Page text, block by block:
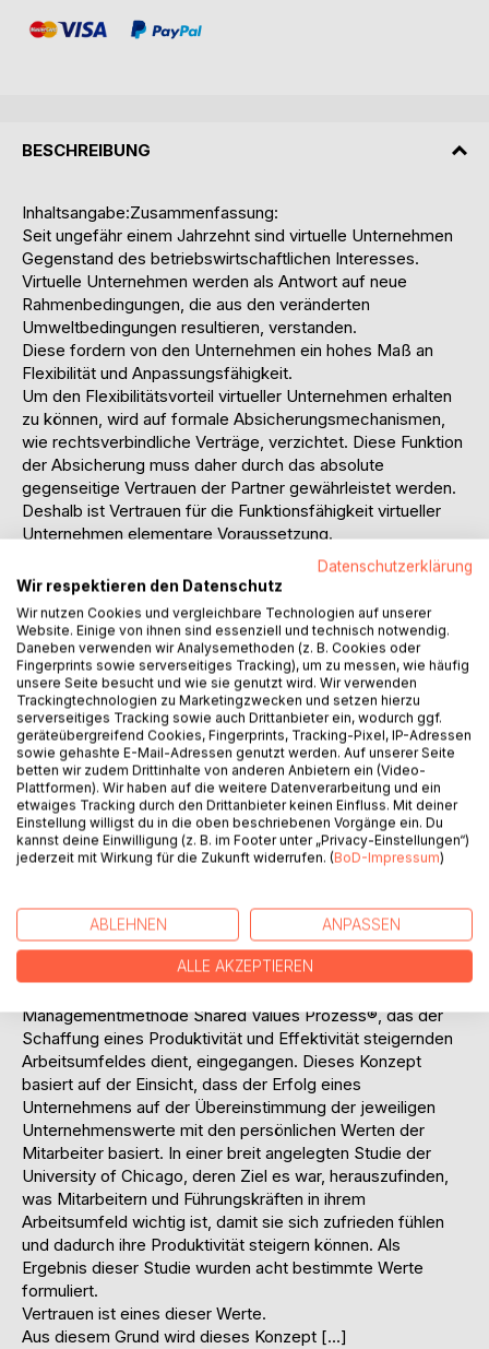
BESCHREIBUNG
Inhaltsangabe:Zusammenfassung:
Seit ungefähr einem Jahrzehnt sind virtuelle Unternehmen
Gegenstand des betriebswirtschaftlichen Interesses.
Virtuelle Unternehmen werden als Antwort auf neue
Rahmenbedingungen, die aus den veränderten
Umweltbedingungen resultieren, verstanden.
Diese fordern von den Unternehmen ein hohes Maß an
Flexibilität und Anpassungsfähigkeit.
Um den Flexibilitätsvorteil virtueller Unternehmen erhalten
zu können, wird auf formale Absicherungsmechanismen,
wie rechtsverbindliche Verträge, verzichtet. Diese Funktion
der Absicherung muss daher durch das absolute
gegenseitige Vertrauen der Partner gewährleistet werden.
Deshalb ist Vertrauen für die Funktionsfähigkeit virtueller
Unternehmen elementare Voraussetzung.
Durch den Formalitätsverzicht ergeben sich
entscheidenden positive ökonomische Effekte von
Vertrauen. In der Literatur werden vor allem die Effekte der
Koordinations- und Kontrollmechanismen herausgestellt.
Beim Koordinationsproblem reduziert Vertrauen
Transaktionskosten, d.h. auf der einen Seite entfallen
externe Transaktionskosten wie Anbahnungs-,
Vereinbarungs- und Kontrollkosten, weil auf explizite
Verträge verzichtet wird. Auf der anderen Seite werden
interne Koordinationskosten durch den Ausbau von
Selbstkoordination, -organisation und -kontrolle gesenkt.
Jedoch liegt gleichzeitig genau im Vertrauen das zentrale
Problem virtueller Unternehmen. Wegen dem Fehlen
vertrauensfördernder Faktoren im virtuellen Kontext, wie
nur sehr schwer entstehen.
In dieser Arbeit wird diese Vertrauensproblematik in
virtuellen Unternehmen behandelt. Zu diesem Zweck wird
Managementmethode Shared Values Prozess®, das der
Schaffung eines Produktivität und Effektivität steigernden
Arbeitsumfeldes dient, eingegangen. Dieses Konzept
basiert auf der Einsicht, dass der Erfolg eines
Unternehmens auf der Übereinstimmung der jeweiligen
Unternehmenswerte mit den persönlichen Werten der
Mitarbeiter basiert. In einer breit angelegten Studie der
University of Chicago, deren Ziel es war, herauszufinden,
was Mitarbeitern und Führungskräften in ihrem
Arbeitsumfeld wichtig ist, damit sie sich zufrieden fühlen
und dadurch ihre Produktivität steigern können. Als
Ergebnis dieser Studie wurden acht bestimmte Werte
formuliert.
Vertrauen ist eines dieser Werte.
Aus diesem Grund wird dieses Konzept […]
Datenschutzerklärung
Wir respektieren den Datenschutz
Wir nutzen Cookies und vergleichbare Technologien auf unserer
Website. Einige von ihnen sind essenziell und technisch notwendig.
Daneben verwenden wir Analysemethoden (z. B. Cookies oder
Fingerprints sowie serverseitiges Tracking), um zu messen, wie häufig
unsere Seite besucht und wie sie genutzt wird. Wir verwenden
Trackingtechnologien zu Marketingzwecken und setzen hierzu
serverseitiges Tracking sowie auch Drittanbieter ein, wodurch ggf.
geräteübergreifend Cookies, Fingerprints, Tracking-Pixel, IP-Adressen
sowie gehashte E-Mail-Adressen genutzt werden. Auf unserer Seite
betten wir zudem Drittinhalte von anderen Anbietern ein (Video-
Plattformen). Wir haben auf die weitere Datenverarbeitung und ein
etwaiges Tracking durch den Drittanbieter keinen Einfluss. Mit deiner
Einstellung willigst du in die oben beschriebenen Vorgänge ein. Du
kannst deine Einwilligung (z. B. im Footer unter „Privacy-Einstellungen“)
jederzeit mit Wirkung für die Zukunft widerrufen. (BoD-Impressum)
ABLEHNEN ANPASSEN
ALLE AKZEPTIEREN